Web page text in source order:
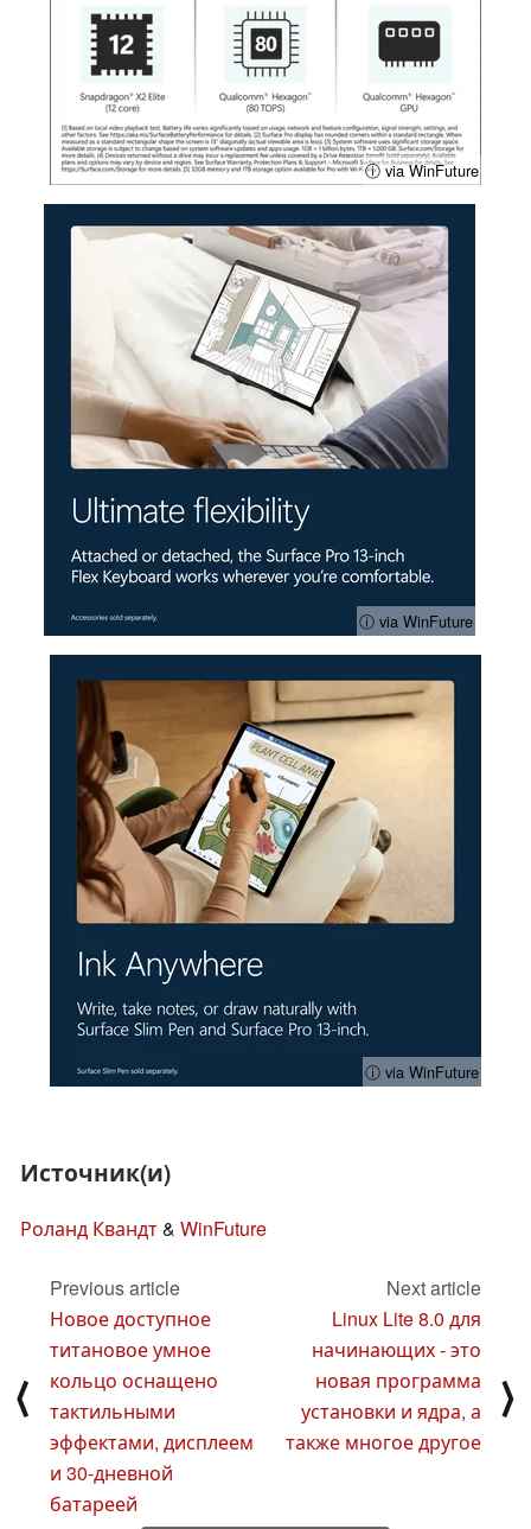
ⓘ via WinFuture
ⓘ via WinFuture
ⓘ via WinFuture
Источник(и)
Роланд Квандт& WinFuture
⟨
Previous article
Новое доступное
титановое умное
кольцо оснащено
тактильными
эффектами, дисплеем
и 30-дневной
батареей
Next article
Linux Lite 8.0 для
начинающих - это
новая программа
установки и ядра, а
также многое другое
⟩